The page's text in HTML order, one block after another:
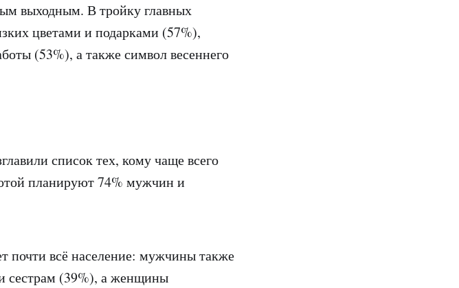
выходным. В тройку главных
цветами и подарками (57%),
(53%), а также символ весеннего
список тех, кому чаще всего
планируют 74% мужчин и
почти всё население: мужчины также
сестрам (39%), а женщины